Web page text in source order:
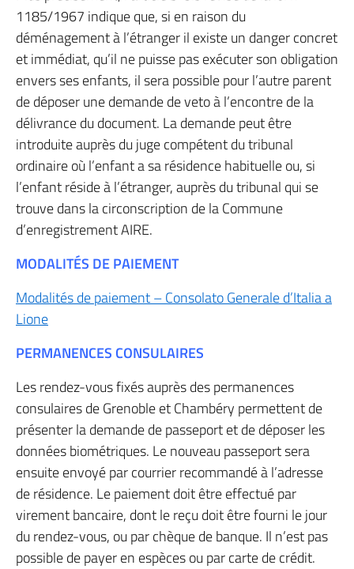
1185/1967 indique que, si en raison du
déménagement à l’étranger il existe un danger concret
et immédiat, qu’il ne puisse pas exécuter son obligation
envers ses enfants, il sera possible pour l’autre parent
de déposer une demande de veto à l’encontre de la
délivrance du document. La demande peut être
introduite auprès du juge compétent du tribunal
ordinaire où l’enfant a sa résidence habituelle ou, si
l’enfant réside à l’étranger, auprès du tribunal qui se
trouve dans la circonscription de la Commune
d’enregistrement AIRE.
MODALITÉS DE PAIEMENT
Modalités de paiement – Consolato Generale d’Italia a
Lione
PERMANENCES CONSULAIRES
Les rendez-vous fixés auprès des permanences
consulaires de Grenoble et Chambéry permettent de
présenter la demande de passeport et de déposer les
données biométriques. Le nouveau passeport sera
ensuite envoyé par courrier recommandé à l’adresse
de résidence. Le paiement doit être effectué par
virement bancaire, dont le reçu doit être fourni le jour
du rendez-vous, ou par chèque de banque. Il n’est pas
possible de payer en espèces ou par carte de crédit.